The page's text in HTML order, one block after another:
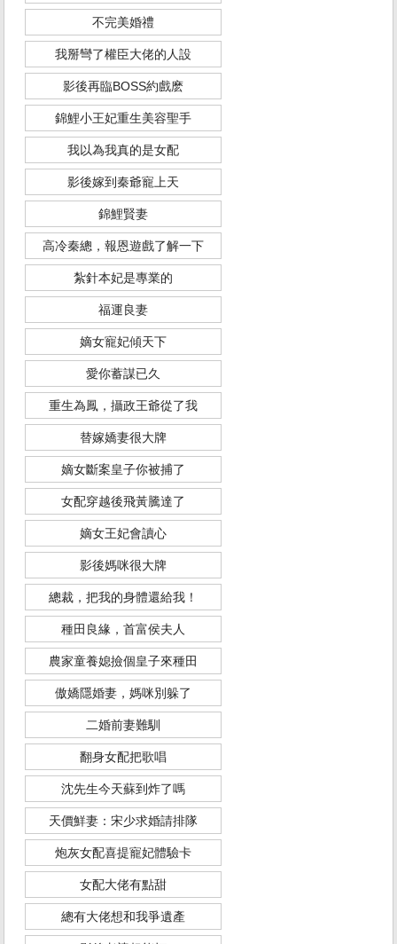
不完美婚禮
我掰彎了權臣大佬的人設
影後再臨BOSS約戲麽
錦鯉小王妃重生美容聖手
我以為我真的是女配
影後嫁到秦爺寵上天
錦鯉賢妻
高冷秦總，報恩遊戲了解一下
紮針本妃是專業的
福運良妻
嫡女寵妃傾天下
愛你蓄謀已久
重生為鳳，攝政王爺從了我
替嫁嬌妻很大牌
嫡女斷案皇子你被捕了
女配穿越後飛黃騰達了
嫡女王妃會讀心
影後媽咪很大牌
總裁，把我的身體還給我！
種田良緣，首富侯夫人
農家童養媳撿個皇子來種田
傲嬌隱婚妻，媽咪別躲了
二婚前妻難馴
翻身女配把歌唱
沈先生今天蘇到炸了嗎
天價鮮妻：宋少求婚請排隊
炮灰女配喜提寵妃體驗卡
女配大佬有點甜
總有大佬想和我爭遺產